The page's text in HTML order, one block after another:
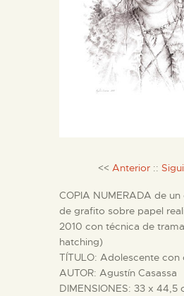
ACTIVIDADES
DIDÁCTICA
ESPAÑOL
<< Anterior ::
COPIA NUMERADA de
de grafito sobre papel
2010 con técnica de
hatching)
TÍTULO: Adolescente
AUTOR: Agustín Casassa
DIMENSIONES: 33 x 44,5